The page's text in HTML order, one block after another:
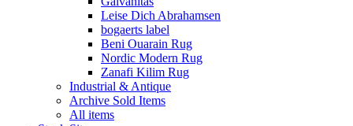
Leise Dich Abrahamsen
bogaerts label
Beni Ouarain Rug
Nordic Modern Rug
Zanafi Kilim Rug
Industrial & Antique
Archive Sold Items
All items